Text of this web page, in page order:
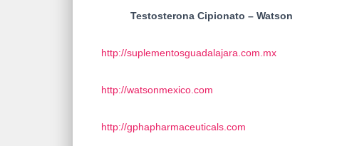
Testosterona Cipionato – Watson
http://suplementosguadalajara.com.mx
http://watsonmexico.com
http://gphapharmaceuticals.com